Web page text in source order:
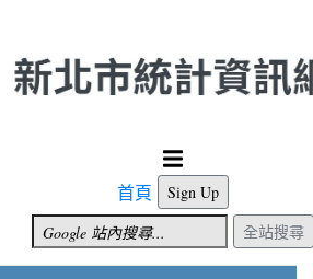
首頁
Sign Up
全站搜尋